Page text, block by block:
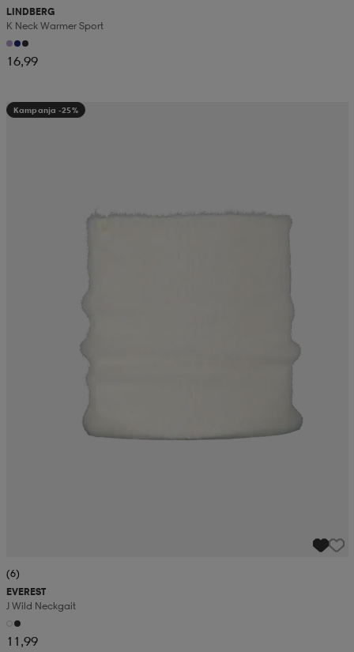
LINDBERG
K Neck Warmer Sport
16,99
Kampanja -25%
(6)
EVEREST
J Wild Neckgait
11,99